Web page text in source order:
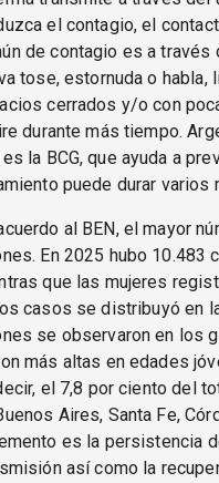
el contagio, el
de contagio es a través
tose, estornuda o habla,
cerrados y/o con
durante más tiempo.
la BCG, que ayuda a
puede durar
al BEN, el mayor
En 2025 hubo
que las mujeres
casos se distribuyó en
se observaron en los
más altas en edades
el 7,8 por ciento del
Aires, Santa Fe,
es la persistencia
así como la